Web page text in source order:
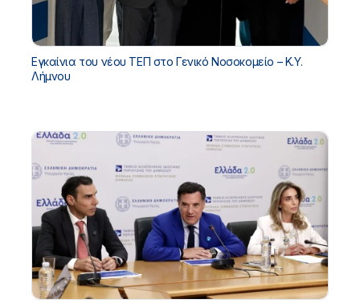
Εγκαίνια του νέου ΤΕΠ στο Γενικό Νοσοκομείο – Κ.Υ.
Λήμνου